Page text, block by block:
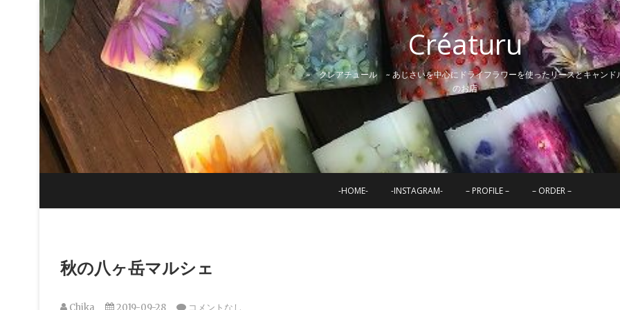
content
Créaturu
~ クレアチュール ~ あじさいを中心にドライフラワーを使ったリースとキャンド
のお店
-HOME- -INSTAGRAM- – PROFILE – – ORDER –
秋の八ヶ岳マルシェ
Chika 2019-09-28 コメントなし